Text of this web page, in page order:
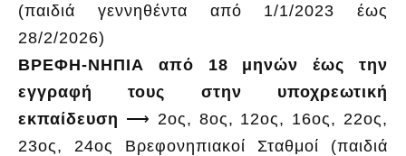
(παιδιά γεννηθέντα από 1/1/2023 έως
28/2/2026)
ΒΡΕΦΗ-ΝΗΠΙΑ από 18 μηνών έως την
εγγραφή τους στην υποχρεωτική
εκπαίδευση ⟶ 2ος, 8ος, 12ος, 16ος, 22ος,
23ος, 24ος Βρεφονηπιακοί Σταθμοί (παιδιά